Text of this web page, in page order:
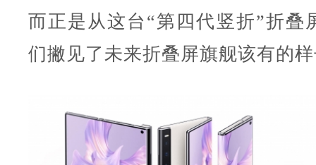
而正是从这台“第四代竖折”折叠
们撇见了未来折叠屏旗舰该有的